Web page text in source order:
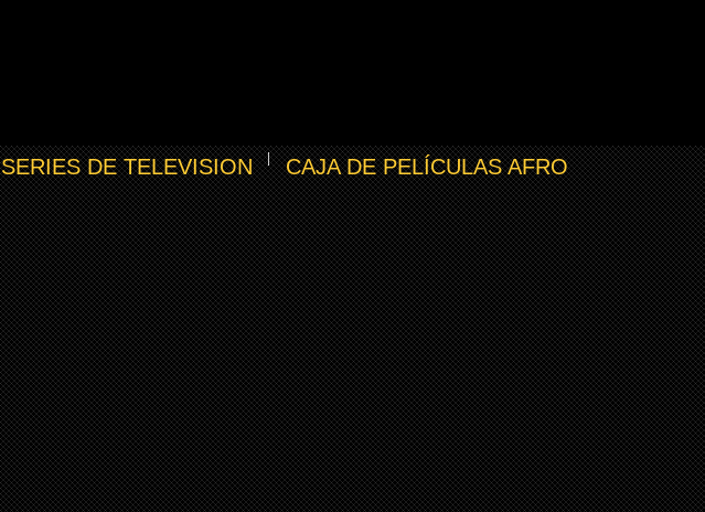
SERIES DE TELEVISION CAJA DE PELÍCULAS AFRO